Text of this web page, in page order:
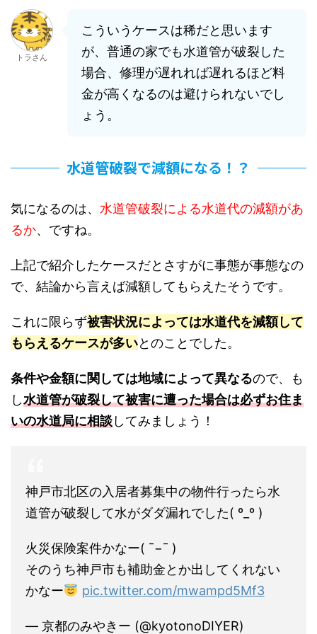
トラさん
こういうケースは稀だと思います
が、普通の家でも水道管が破裂した
場合、修理が遅れれば遅れるほど料
金が高くなるのは避けられないでし
ょう。
水道管破裂で減額になる！？
気になるのは、 水道管破裂による水道代の減額があ
るか、ですね。
上記で紹介したケースだとさすがに事態が事態なの
で、結論から言えば減額してもらえたそうです。
これに限らず被害状況によっては水道代を減額して
もらえるケースが多いとのことでした。
条件や金額に関しては地域によって異なるので、も
し水道管が破裂して被害に遭った場合は必ずお住ま
いの水道局に相談してみましょう！
神戸市北区の入居者募集中の物件行ったら水
道管が破裂して水がダダ漏れでした( º_º )
火災保険案件かなー( ¯−¯ )
そのうち神戸市も補助金とか出してくれない
かなー
pic.twitter.com/mwampd5Mf3
— 京都のみやきー (@kyotonoDIYER)